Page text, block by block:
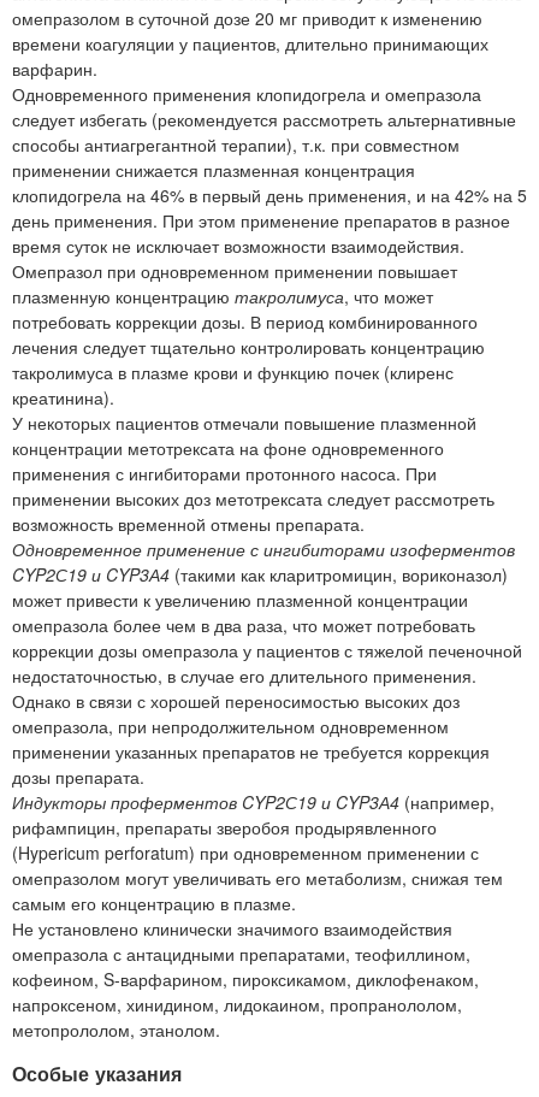
омепразолом в суточной дозе 20 мг приводит к изменению
времени коагуляции у пациентов, длительно принимающих
варфарин.
Одновременного применения клопидогрела и омепразола
следует избегать (рекомендуется рассмотреть альтернативные
способы антиагрегантной терапии), т.к. при совместном
применении снижается плазменная концентрация
клопидогрела на 46% в первый день применения, и на 42% на 5
день применения. При этом применение препаратов в разное
время суток не исключает возможности взаимодействия.
Омепразол при одновременном применении повышает
плазменную концентрацию такролимуса, что может
потребовать коррекции дозы. В период комбинированного
лечения следует тщательно контролировать концентрацию
такролимуса в плазме крови и функцию почек (клиренс
креатинина).
У некоторых пациентов отмечали повышение плазменной
концентрации метотрексата на фоне одновременного
применения с ингибиторами протонного насоса. При
применении высоких доз метотрексата следует рассмотреть
возможность временной отмены препарата.
Одновременное применение с ингибиторами изоферментов
CYP2С19 и CYP3А4 (такими как кларитромицин, вориконазол)
может привести к увеличению плазменной концентрации
омепразола более чем в два раза, что может потребовать
коррекции дозы омепразола у пациентов с тяжелой печеночной
недостаточностью, в случае его длительного применения.
Однако в связи с хорошей переносимостью высоких доз
омепразола, при непродолжительном одновременном
применении указанных препаратов не требуется коррекция
дозы препарата.
Индукторы проферментов CYP2С19 и CYP3А4 (например,
рифампицин, препараты зверобоя продырявленного
(Hypericum perforatum) при одновременном применении с
омепразолом могут увеличивать его метаболизм, снижая тем
самым его концентрацию в плазме.
Не установлено клинически значимого взаимодействия
омепразола с антацидными препаратами, теофиллином,
кофеином, S-варфарином, пироксикамом, диклофенаком,
напроксеном, хинидином, лидокаином, пропранололом,
метопрололом, этанолом.
Особые указания